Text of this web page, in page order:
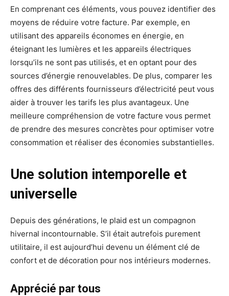
En comprenant ces éléments, vous pouvez identifier des
moyens de réduire votre facture. Par exemple, en
utilisant des appareils économes en énergie, en
éteignant les lumières et les appareils électriques
lorsqu’ils ne sont pas utilisés, et en optant pour des
sources d’énergie renouvelables. De plus, comparer les
offres des différents fournisseurs d’électricité peut vous
aider à trouver les tarifs les plus avantageux. Une
meilleure compréhension de votre facture vous permet
de prendre des mesures concrètes pour optimiser votre
consommation et réaliser des économies substantielles.
Une solution intemporelle et
universelle
Depuis des générations, le plaid est un compagnon
hivernal incontournable. S’il était autrefois purement
utilitaire, il est aujourd’hui devenu un élément clé de
confort et de décoration pour nos intérieurs modernes.
Apprécié par tous